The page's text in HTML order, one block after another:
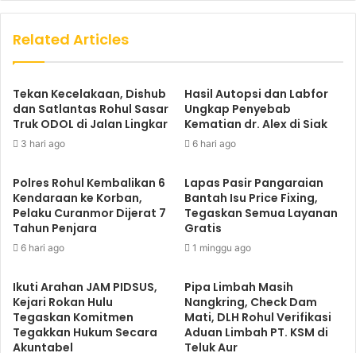
Related Articles
Tekan Kecelakaan, Dishub
dan Satlantas Rohul Sasar
Truk ODOL di Jalan Lingkar
3 hari ago
Hasil Autopsi dan Labfor
Ungkap Penyebab
Kematian dr. Alex di Siak
6 hari ago
Polres Rohul Kembalikan 6
Kendaraan ke Korban,
Pelaku Curanmor Dijerat 7
Tahun Penjara
6 hari ago
Lapas Pasir Pangaraian
Bantah Isu Price Fixing,
Tegaskan Semua Layanan
Gratis
1 minggu ago
Ikuti Arahan JAM PIDSUS,
Kejari Rokan Hulu
Tegaskan Komitmen
Tegakkan Hukum Secara
Akuntabel
Pipa Limbah Masih
Nangkring, Check Dam
Mati, DLH Rohul Verifikasi
Aduan Limbah PT. KSM di
Teluk Aur